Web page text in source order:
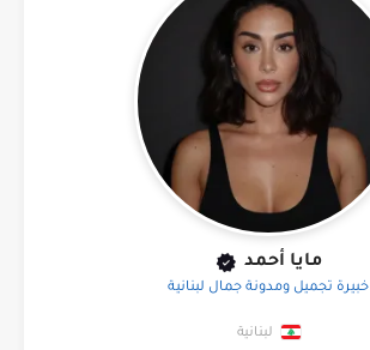
مايا أحمد
خبيرة تجميل ومدونة جمال لبنانية
لبنانية